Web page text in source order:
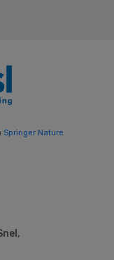
Springer Nature